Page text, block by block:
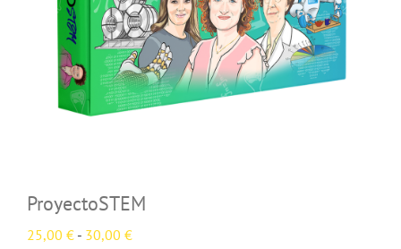
ProyectoSTEM
25,00 € - 30,00 €Rango